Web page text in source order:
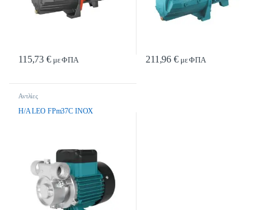
115,73€με ΦΠΑ 211,96€με ΦΠΑ
Αντλίες
H/A LEO FPm37C INOX